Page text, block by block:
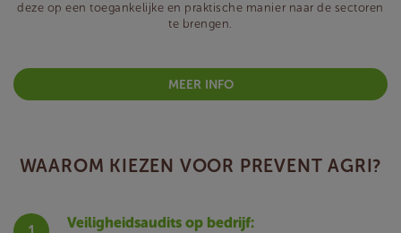
deze op een toegankelijke en praktische manier naar de sectoren
te brengen.
MEER INFO
WAAROM KIEZEN VOOR PREVENT AGRI?
Veiligheidsaudits op bedrijf: